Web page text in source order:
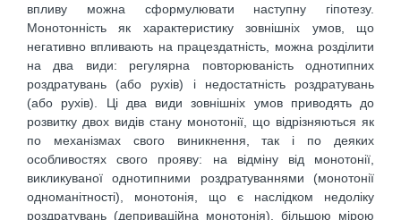
впливу можна сформулювати наступну гіпотезу.
Монотонність як характеристику зовнішніх умов, що
негативно впливають на працездатність, можна розділити
на два види: регулярна повторюваність однотипних
роздратувань (або рухів) і недостатність роздратувань
(або рухів). Ці два види зовнішніх умов приводять до
розвитку двох видів стану монотонії, що відрізняються як
по механізмах свого виникнення, так і по деяких
особливостях свого прояву: на відміну від монотонії,
викликуваної однотипними роздратуваннями (монотонії
одноманітності), монотонія, що є наслідком недоліку
роздратувань (деприваційна монотонія), більшою мірою